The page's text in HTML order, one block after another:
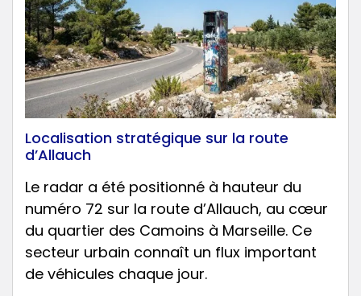
Localisation stratégique sur la route
d’Allauch
Le radar a été positionné à hauteur du
numéro 72 sur la route d’Allauch, au cœur
du quartier des Camoins à Marseille. Ce
secteur urbain connaît un flux important
de véhicules chaque jour.